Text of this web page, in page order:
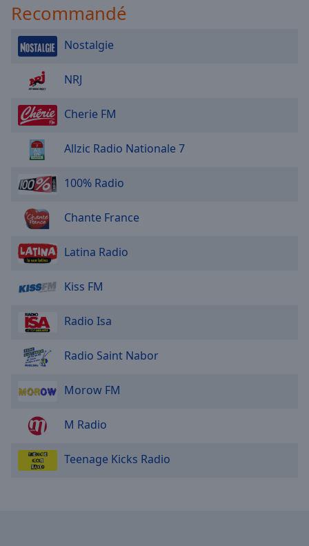
Recommandé
Nostalgie
NRJ
Cherie FM
Allzic Radio Nationale 7
100% Radio
Chante France
Latina Radio
Kiss FM
Radio Isa
Radio Saint Nabor
Morow FM
M Radio
Teenage Kicks Radio